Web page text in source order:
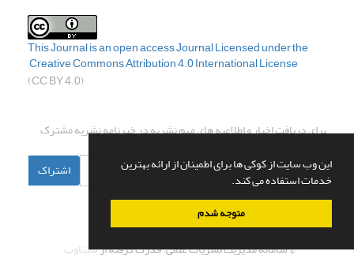
این وب سایت از کوکی ها برای اطمینان از ارائه بهترین
خدمات استفاده می کند.
متوجه شدم
This Journal is an open access Journal Licensedunder the
Creative Commons Attribution 4.0 International License
(CC BY 4.0)
برای دریافت اخبار و اطلاعیه های مهم نشریه در خبرنامه نشریه مشترک
اشتراک
© سامانه مدیریت نشریات علمی.قدرت گرفته ازسیناوب